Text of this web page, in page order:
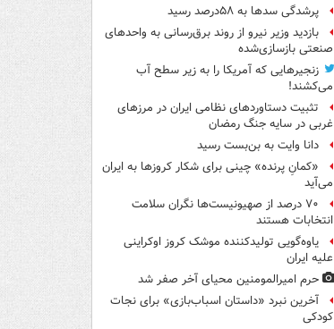
پرشدگی سدها به ۵۸درصد رسید
بازدید وزیر نیرو از روند برق‌رسانی به واحدهای
صنعتی بازسازی‌شده
زنجیرهایی که آمریکا را به زیر سطح آب
می‌کشند!
تثبیت دستاوردهای نظامی ایران در مرزهای
غربی در سایه جنگ رمضان
دانا وایت به بن‌بست رسید
«کمانِ پرنده» چینی برای شکار کروزها به ایران
می‌آید
۷۰ درصد از صهیونیست‌ها نگران سلامت
انتخابات هستند
یاوه‌گویی تولیدکننده موشک کروز اوکراینی
علیه ایران
حرم امیرالمومنین محیای آخر صفر شد
آخرین نبرد «داستان اسباب‌بازی» برای نجات
کودکی